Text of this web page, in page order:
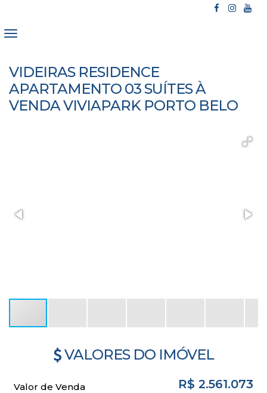
VIDEIRAS RESIDENCE
APARTAMENTO 03 SUÍTES À
VENDA VIVIAPARK PORTO BELO
VALORES DO IMÓVEL
R$ 2.561.073
Valor de Venda